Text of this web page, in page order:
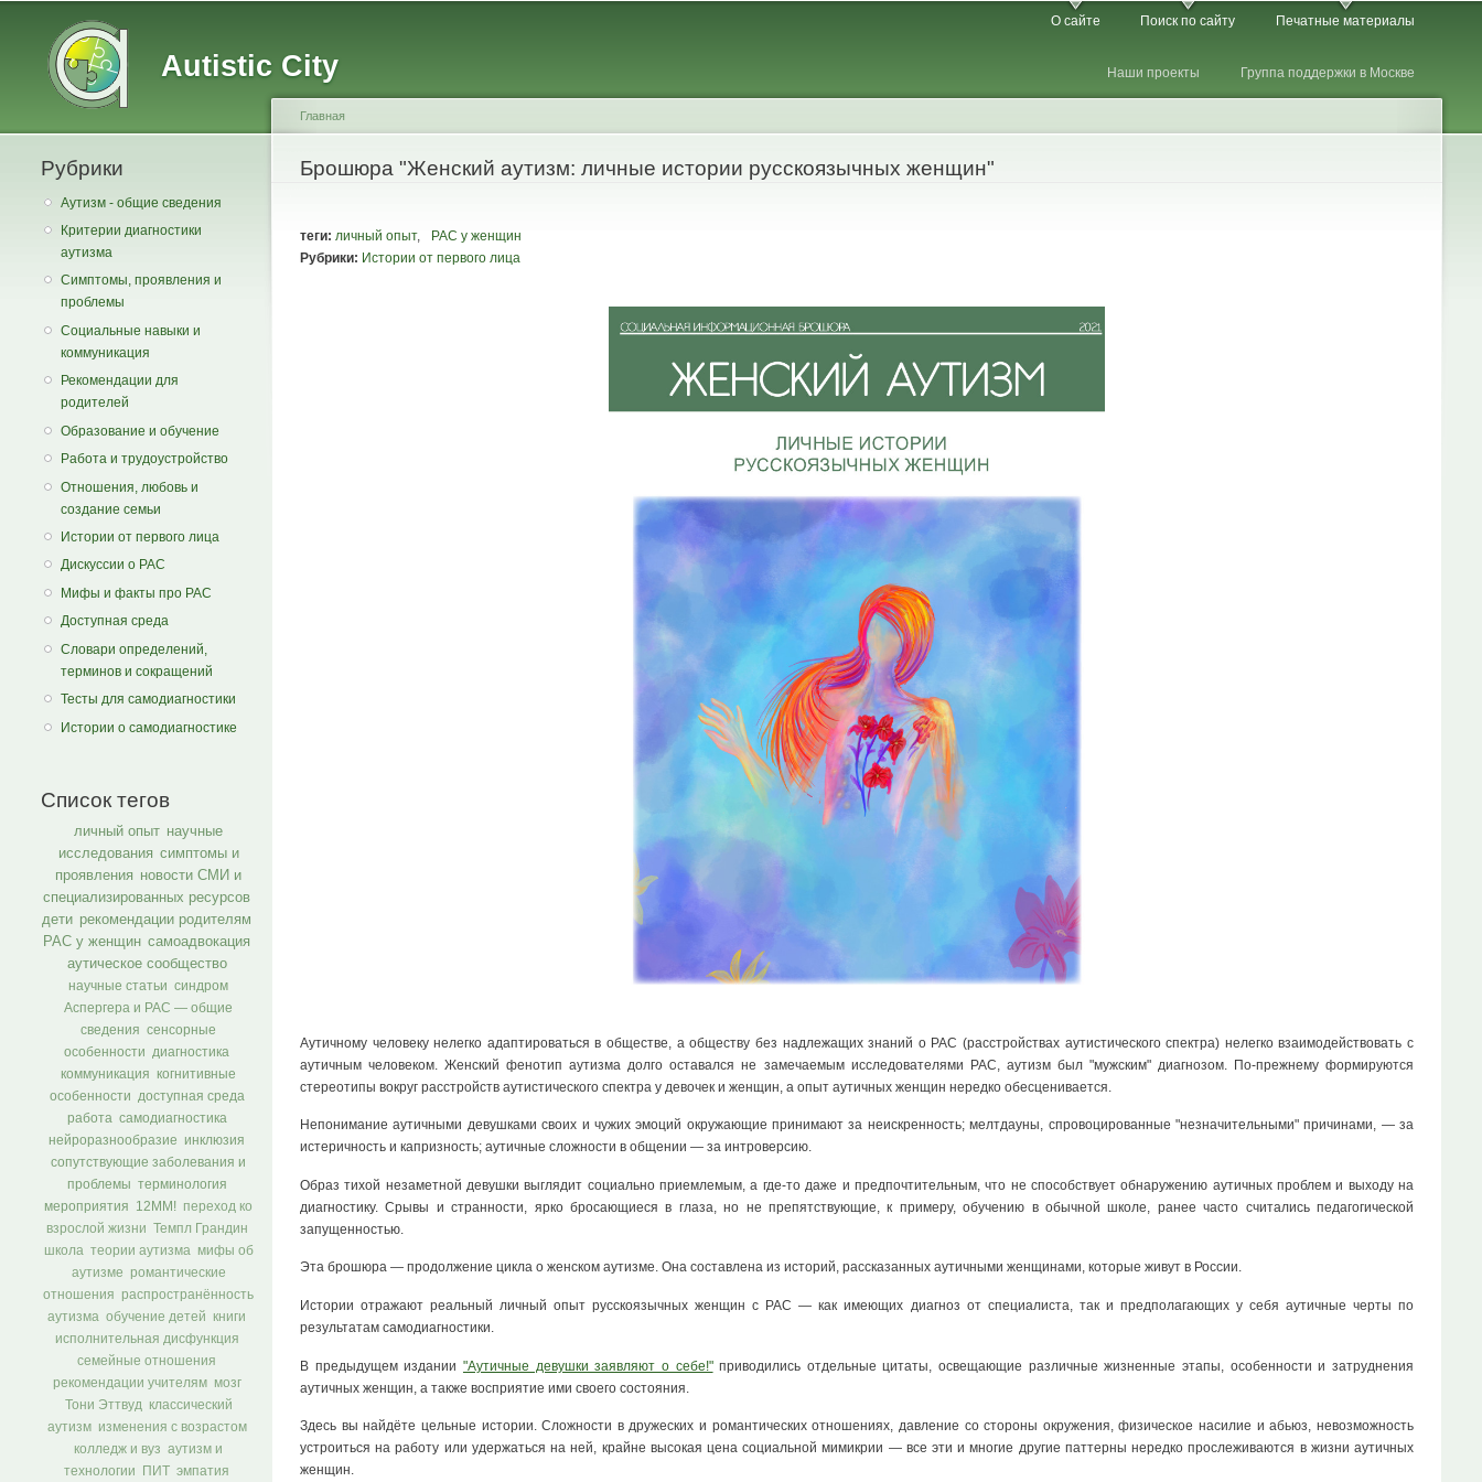
Autistic City
О сайте Поиск по сайту Печатные материалы
Наши проекты Группа поддержки в Москве
Рубрики
Аутизм - общие сведения
Критерии диагностики
аутизма
Симптомы, проявления и
проблемы
Социальные навыки и
коммуникация
Рекомендации для
родителей
Образование и обучение
Работа и трудоустройство
Отношения, любовь и
создание семьи
Истории от первого лица
Дискуссии о РАС
Мифы и факты про РАС
Доступная среда
Словари определений,
терминов и сокращений
Тесты для самодиагностики
Истории о самодиагностике
Список тегов
личный опыт научные
исследования симптомы и
проявления новости СМИ и
специализированных ресурсов
дети рекомендации родителям
РАС у женщин самоадвокация
аутическое сообщество
научные статьи синдром
Аспергера и РАС — общие
сведения сенсорные
особенности диагностика
коммуникация когнитивные
особенности доступная среда
работа самодиагностика
нейроразнообразие инклюзия
сопутствующие заболевания и
проблемы терминология
мероприятия 12ММ! переход ко
взрослой жизни
Темпл Грандин
школа теории аутизма
мифы об
аутизме
романтические
отношения
распространённость
аутизма обучение детей
книги
исполнительная дисфункция
семейные отношения
рекомендации учителям
мозг
Тони Эттвуд
классический
аутизм
изменения с возрастом
колледж и вуз аутизм и
технологии
ПИТ эмпатия
You are here
Главная
Брошюра "Женский аутизм: личные истории русскоязычных женщин"
теги: личный опыт,
РАС у женщин
Рубрики: Истории от первого лица
Аутичному человеку нелегко адаптироваться в обществе, а обществу без надлежащих знаний о РАС (расстройствах аутистического спектра) нелегко взаимодействовать с
аутичным человеком. Женский фенотип аутизма долго оставался не замечаемым исследователями РАС, аутизм был "мужским" диагнозом. По-прежнему формируются
стереотипы вокруг расстройств аутистического спектра у девочек и женщин, а опыт аутичных женщин нередко обесценивается.
Непонимание аутичными девушками своих и чужих эмоций окружающие принимают за неискренность; мелтдауны, спровоцированные "незначительными" причинами, — за
истеричность и капризность; аутичные сложности в общении — за интроверсию.
Образ тихой незаметной девушки выглядит социально приемлемым, а где-то даже и предпочтительным, что не способствует обнаружению аутичных проблем и выходу на
диагностику. Срывы и странности, ярко бросающиеся в глаза, но не препятствующие, к примеру, обучению в обычной школе, ранее часто считались педагогической
запущенностью.
Эта брошюра — продолжение цикла о женском аутизме. Она составлена из историй, рассказанных аутичными женщинами, которые живут в России.
Истории отражают реальный личный опыт русскоязычных женщин с РАС — как имеющих диагноз от специалиста, так и предполагающих у себя аутичные черты по
результатам самодиагностики.
В предыдущем издании "Аутичные девушки заявляют о себе!"приводились отдельные цитаты, освещающие различные жизненные этапы, особенности и затруднения
аутичных женщин, а также восприятие ими своего состояния.
Здесь вы найдёте цельные истории. Сложности в дружеских и романтических отношениях, давление со стороны окружения, физическое насилие и абьюз, невозможность
устроиться на работу или удержаться на ней, крайне высокая цена социальной мимикрии — все эти и многие другие паттерны нередко прослеживаются в жизни аутичных
женщин.